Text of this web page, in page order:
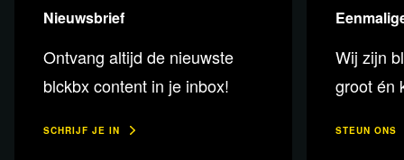
https://www.oordeelzelf.com/
Nieuwsbrief
Ontvang altijd de nieuwste
blckbx content in je inbox!
SCHRIJF JE IN
Wij zijn
groot én
STEUN ONS